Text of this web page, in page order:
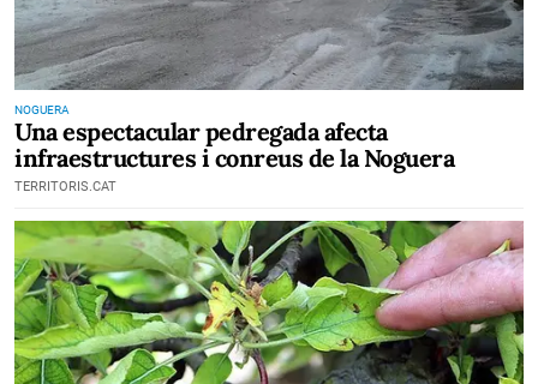
NOGUERA
Una espectacular pedregada afecta
infraestructures i conreus de la Noguera
TERRITORIS.CAT